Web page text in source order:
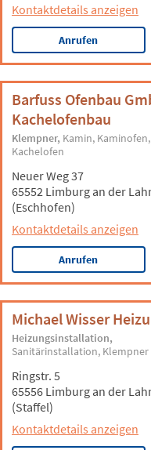
Kontaktdetails anzeigen
Anrufen
Barfuss Ofenbau
Kachelofenbau
Klempner Kamin Kaminofen
Kachelofen
Neuer Weg 37
65552 Limburg an der
(Eschhofen)
Kontaktdetails anzeigen
Anrufen
Michael Wisser
Heizungsinstallation
Sanitärinstallation Klempner
Ringstr. 5
65556 Limburg an der
(Staffel)
Kontaktdetails anzeigen